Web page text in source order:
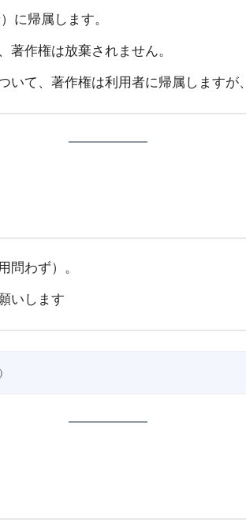
に帰属します。
著作権は放棄されません。
て、著作権は利用者に帰属しますが、
問わず）。
いします